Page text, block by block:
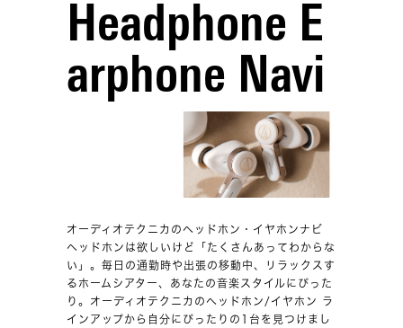
Headphone E
arphone Navi
オーディオテクニカのヘッドホン・イヤホンナビ
ヘッドホンは欲しいけど「たくさんあってわからな
い」。毎日の通勤時や出張の移動中、リラックスす
るホームシアター、あなたの音楽スタイルにぴった
り。オーディオテクニカのヘッドホン/イヤホン ラ
インアップから自分にぴったりの1台を見つけまし